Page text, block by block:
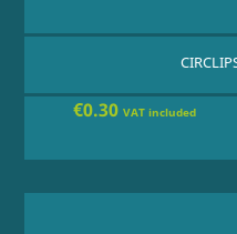
€0.30VAT included